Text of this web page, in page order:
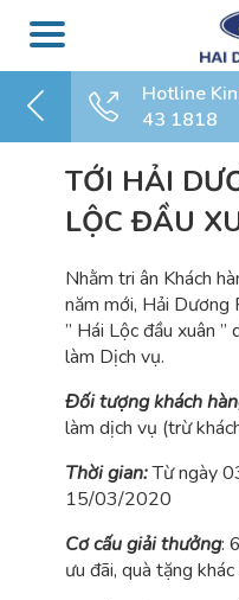
Hotline
43 1818
TỚI HẢI
LỘC ĐẦU
Nhằm tri ân Khách
năm mới, Hải Dương
” Hái Lộc đầu xuân ”
làm Dịch vụ.
Đối tượng khách
làm dịch vụ (trừ
Thời gian:Từ ngày
15/03/2020
Cơ cấu giải thưởng:
ưu đãi, quà tặng